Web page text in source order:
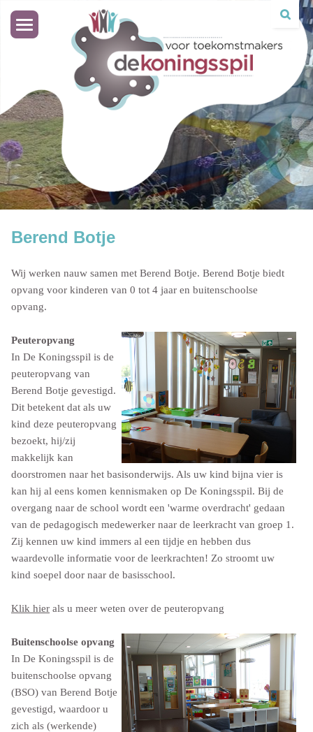
Toggle
navigation
Berend Botje
Wij werken nauw samen met Berend Botje. Berend Botje biedt
opvang voor kinderen van 0 tot 4 jaar en buitenschoolse
opvang.
Peuteropvang
In De Koningsspil is de
peuteropvang van
Berend Botje gevestigd.
Dit betekent dat als uw
kind deze peuteropvang
bezoekt, hij/zij
makkelijk kan
doorstromen naar het basisonderwijs. Als uw kind bijna vier is
kan hij al eens komen kennismaken op De Koningsspil. Bij de
overgang naar de school wordt een 'warme overdracht' gedaan
van de pedagogisch medewerker naar de leerkracht van groep 1.
Zij kennen uw kind immers al een tijdje en hebben dus
waardevolle informatie voor de leerkrachten! Zo stroomt uw
kind soepel door naar de basisschool.
Klik hier als u meer weten over de peuteropvang
Buitenschoolse opvang
In De Koningsspil is de
buitenschoolse opvang
(BSO) van Berend Botje
gevestigd, waardoor u
zich als (werkende)